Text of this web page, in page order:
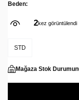
Beden:
2kez görüntülendi
STD
Mağaza Stok